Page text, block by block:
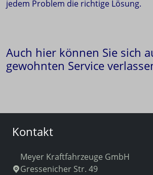
jedem Problem die richtige Lösung.
Auch hier können Sie sich
gewohnten Service
Kontakt
Meyer Kraftfahrzeuge GmbH
Gressenicher Str. 49